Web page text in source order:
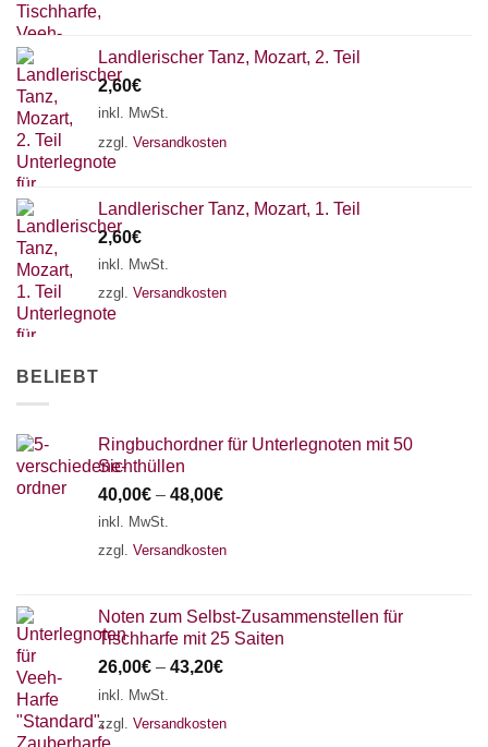
Landlerischer Tanz, Mozart, 2. Teil
2,60€
inkl. MwSt.
zzgl. Versandkosten
Landlerischer Tanz, Mozart, 1. Teil
2,60€
inkl. MwSt.
zzgl. Versandkosten
BELIEBT
Ringbuchordner für Unterlegnoten mit 50
Sichthüllen
40,00€ – 48,00€
inkl. MwSt.
zzgl. Versandkosten
Noten zum Selbst-Zusammenstellen für
Tischharfe mit 25 Saiten
26,00€ – 43,20€
inkl. MwSt.
zzgl. Versandkosten
Chat Support
18 SAITEN